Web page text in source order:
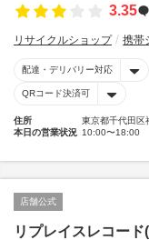
3.35
リサイクルショップ 携帯
配達・デリバリー対応
QRコード決済可
住所
東京都千代田区
本日の営業状況 10:00〜18:00
店舗公式
リプレイスレコード